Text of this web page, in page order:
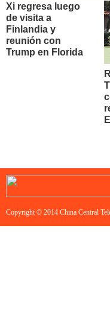
Xi regresa luego
de visita a
Finlandia y
reunión con
Trump en Florida
Copyright © 2014 China Central